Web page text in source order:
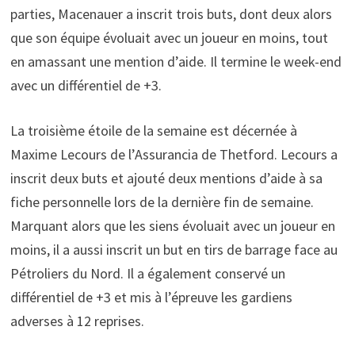
parties, Macenauer a inscrit trois buts, dont deux alors
que son équipe évoluait avec un joueur en moins, tout
en amassant une mention d’aide. Il termine le week-end
avec un différentiel de +3.
La troisième étoile de la semaine est décernée à
Maxime Lecours de l’Assurancia de Thetford. Lecours a
inscrit deux buts et ajouté deux mentions d’aide à sa
fiche personnelle lors de la dernière fin de semaine.
Marquant alors que les siens évoluait avec un joueur en
moins, il a aussi inscrit un but en tirs de barrage face au
Pétroliers du Nord. Il a également conservé un
différentiel de +3 et mis à l’épreuve les gardiens
adverses à 12 reprises.